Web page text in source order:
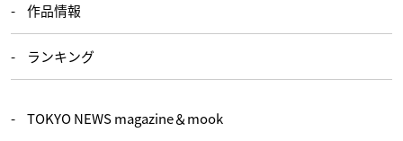
作品情報
ランキング
TOKYO NEWS magazine＆mook